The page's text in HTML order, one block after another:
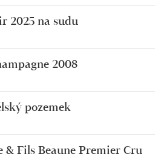
2025 na sudu
2008
pozemek
& Fils Beaune Premier Cru